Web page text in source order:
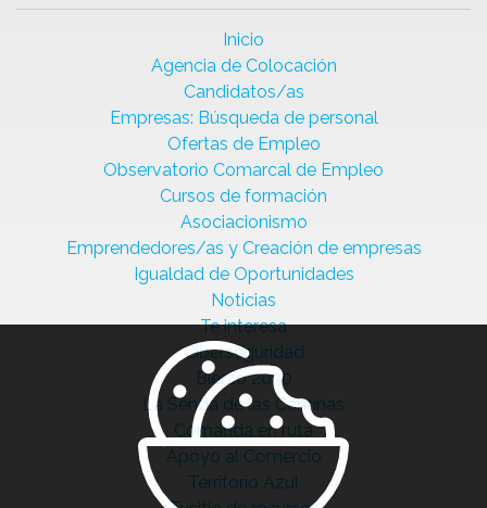
Inicio
Agencia de Colocación
Candidatos/as
Empresas: Búsqueda de personal
Ofertas de Empleo
Observatorio Comarcal de Empleo
Cursos de formación
Asociacionismo
Emprendedores/as y Creación de empresas
Igualdad de Oportunidades
Noticias
Te interesa
Ciberseguridad
Bierzo 2030
La Senda de las Cantinas
Comanda en ruta
Apoyo al Comercio
Territorio Azul